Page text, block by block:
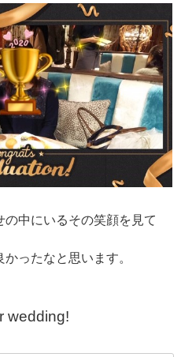
中にいるその笑顔を見て
ったなと思います。
wedding!